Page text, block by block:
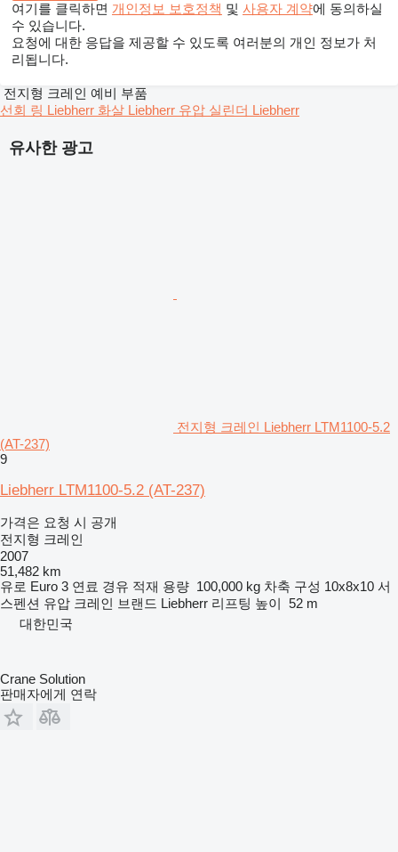
여기를 클릭하면 개인정보 보호정책 및 사용자 계약에 동의하실
수 있습니다.
요청에 대한 응답을 제공할 수 있도록 여러분의 개인 정보가 처
리됩니다.
유사한 광고
전지형 크레인 Liebherr LTM1100-5.2
(AT-237)
9
Liebherr LTM1100-5.2 (AT-237)
가격은 요청 시 공개
전지형 크레인
2007
51,482 km
유로 Euro 3 연료 경유 적재 용량 100,000 kg 차축 구성 10x8x10 서
스펜션 유압 크레인 브랜드 Liebherr 리프팅 높이 52 m
대한민국
Crane Solution
판매자에게 연락
전지형 크레인 예비 부품
선회 링 Liebherr 화살 Liebherr 유압 실린더 Liebherr